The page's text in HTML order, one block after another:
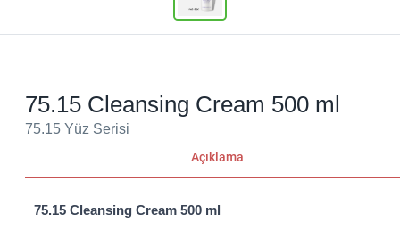
75.15 Cleansing Cream 500 ml
75.15 Yüz Serisi
Açıklama
75.15 Cleansing Cream 500 ml